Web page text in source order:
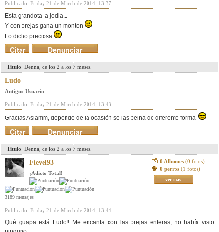
Publicado: Friday 21 de March de 2014, 13:37
Esta grandota la jodia...
Y con orejas gana un monton
Lo dicho preciosa
Denunciar
mensaje
Citar
Titulo: Denna, de los 2 a los 7 meses.
Ludo
Antiguo Usuario
Publicado: Friday 21 de March de 2014, 13:43
Gracias Aslamm, depende de la ocasión se las peina de diferente forma
Denunciar
mensaje
Citar
Titulo: Denna, de los 2 a los 7 meses.
Fievel93
¡Adicto Total!
3189 mensajes
0 Albumes (0 fotos)
0 perros (1 fotos)
ver mas
Publicado: Friday 21 de March de 2014, 13:44
Qué guapa está Ludo!! Me encanta con las orejas enteras, no había visto